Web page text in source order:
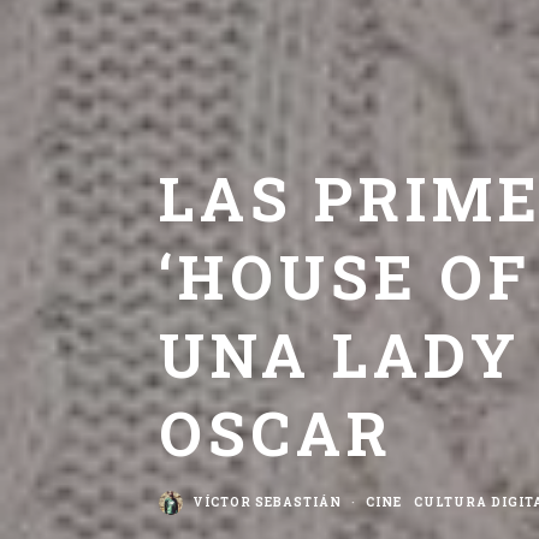
LAS
‘HOUSE
UNA LADY
OSCAR
VÍCTOR SEBASTIÁN · CINE CULTURA